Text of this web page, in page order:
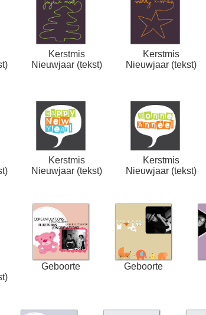
Kerstmis
Nieuwjaar (tekst)
Kerstmis
Nieuwjaar (tekst)
Kerstmis
Nieuwjaar (tekst)
Kerstmis
Nieuwjaar (tekst)
Geboorte Geboorte